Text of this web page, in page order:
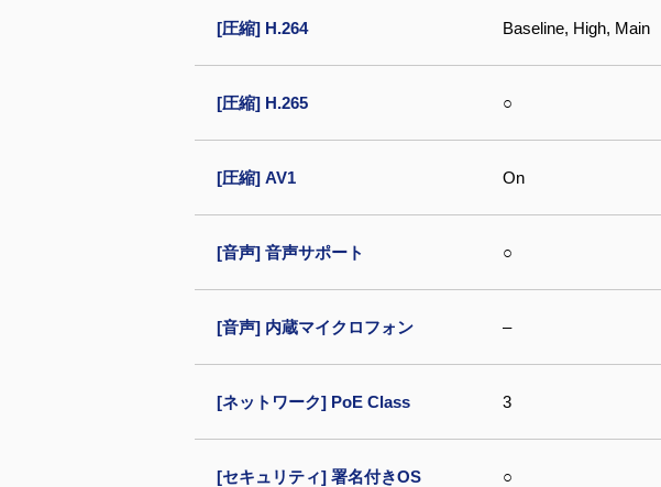
[圧縮] H.264 Baseline, High, Main
[圧縮] H.265 ○
[圧縮] AV1 On
[音声] 音声サポート ○
[音声] 内蔵マイクロフォン –
[ネットワーク] PoE Class 3
[セキュリティ] 署名付きOS ○